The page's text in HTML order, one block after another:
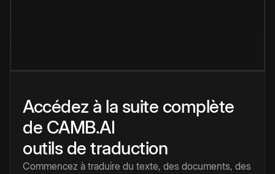
Accédez à la suite complète
de CAMB.AI
outils de traduction
Commencez à traduire du texte, des documents, des